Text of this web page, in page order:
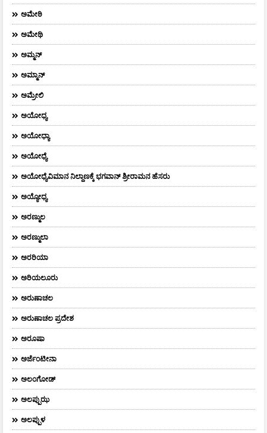
ಅಮೇಠಿ
ಅಮೇಥಿ
ಅಮ್ಮನ್‌
ಅಮ್ಮಾನ್
ಅಮ್ರೇಲಿ
ಅಯೋಧ್ಯ
ಅಯೋಧ್ಯಾ
ಅಯೋಧ್ಯೆ
ಅಯೋಧ್ಯೆವಿಮಾನ ನಿಲ್ದಾಣಕ್ಕೆ ಭಗವಾನ್ ಶ್ರೀರಾಮನ ಹೆಸರು
ಅಯ್ಯೋಧ್ಯ
ಅರಣ್ಮುಲ
ಅರಣ್ಮುಲಾ
ಅರರಿಯಾ
ಅರಿಯಲೂರು
ಅರುಣಾಚಲ
ಅರುಣಾಚಲ ಪ್ರದೇಶ
ಅರೂಷಾ
ಅರ್ಜೆಂಟೀನಾ
ಅಲಂಗೋಡ್
ಅಲಪ್ಪುಝ
ಅಲಪ್ಪುಳ